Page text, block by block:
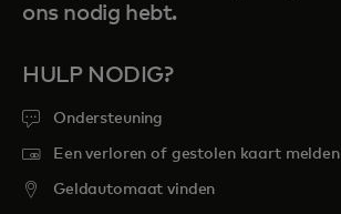
ons nodig hebt.
HULP NODIG?
Ondersteuning
Een verloren of gestolen kaart melden
Geldautomaat vinden